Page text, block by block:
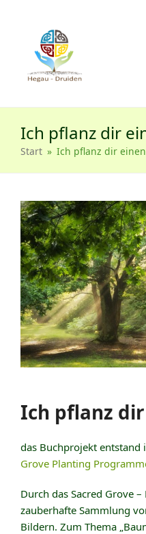
Ich pflanz dir
Start » Ich pflanz dir
Ich pflanz
das Buchprojekt entstand
Grove Planting
Durch das Sacred Grove
zauberhafte Sammlung
Bildern. Zum Thema